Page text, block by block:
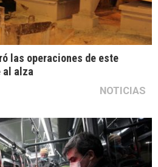
las operaciones de este
al alza
NOTICIAS